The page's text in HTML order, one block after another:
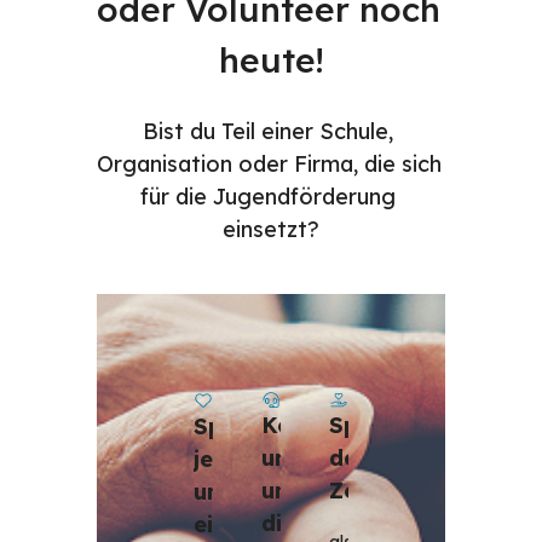
oder Volunteer noch
heute!
Bist du Teil einer Schule,
Organisation oder Firma, die sich
für die Jugendförderung
einsetzt?
Spende
jetzt,
um
ein
Kontaktiere
uns,
um
dich
Spende
deine
Zeit